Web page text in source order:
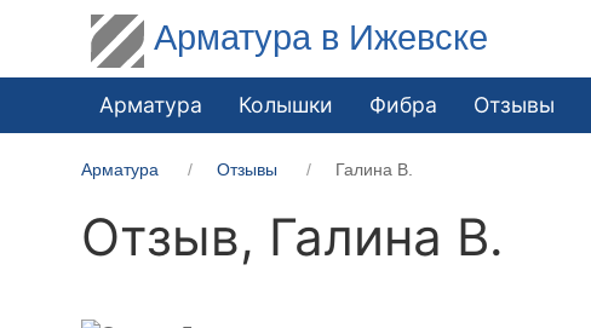
Арматура в Ижевске
Арматура Колышки Фибра Отзывы
Арматура Отзывы Галина В.
Отзыв, Галина В.